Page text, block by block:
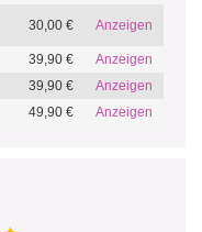
30,00 € Anzeigen
39,90 €
Anzeigen
39,90 €
Anzeigen
49,90 € Anzeigen